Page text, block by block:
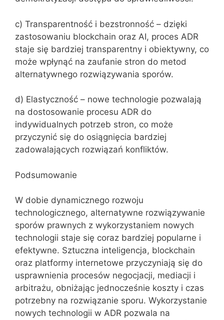
c) Transparentność i bezstronność – dzięki
zastosowaniu blockchain oraz AI, proces ADR
staje się bardziej transparentny i obiektywny, co
może wpłynąć na zaufanie stron do metod
alternatywnego rozwiązywania sporów.
d) Elastyczność – nowe technologie pozwalają
na dostosowanie procesu ADR do
indywidualnych potrzeb stron, co może
przyczynić się do osiągnięcia bardziej
zadowalających rozwiązań konfliktów.
Podsumowanie
W dobie dynamicznego rozwoju
technologicznego, alternatywne rozwiązywanie
sporów prawnych z wykorzystaniem nowych
technologii staje się coraz bardziej popularne i
efektywne. Sztuczna inteligencja, blockchain
oraz platformy internetowe przyczyniają się do
usprawnienia procesów negocjacji, mediacji i
arbitrażu, obniżając jednocześnie koszty i czas
potrzebny na rozwiązanie sporu. Wykorzystanie
nowych technologii w ADR pozwala na